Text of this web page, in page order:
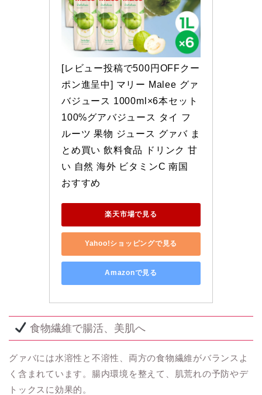
[レビュー投稿で500円OFFクー
ポン進呈中] マリー Malee グァ
バジュース 1000ml×6本セット
100%グアバジュース タイ フ
ルーツ 果物 ジュース グァバ ま
とめ買い 飲料食品 ドリンク 甘
い 自然 海外 ビタミンC 南国
おすすめ
楽天市場で見る
Yahoo!ショッピングで見る
Amazonで見る
食物繊維で腸活、美肌へ
グァバには水溶性と不溶性、両方の食物繊維がバランスよ
く含まれています。腸内環境を整えて、肌荒れの予防やデ
トックスに効果的。